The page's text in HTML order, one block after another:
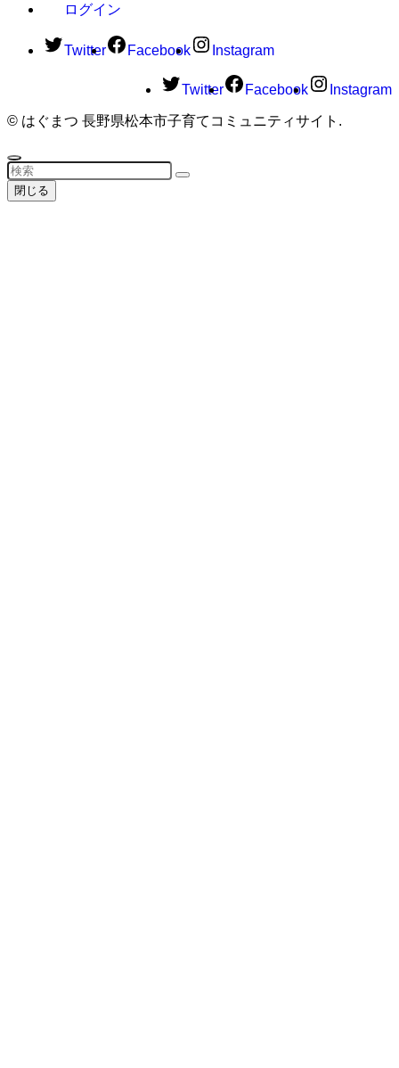
ログイン
Twitter Facebook Instagram
Twitter Facebook Instagram
© はぐまつ 長野県松本市子育てコミュニティサイト.
閉じる